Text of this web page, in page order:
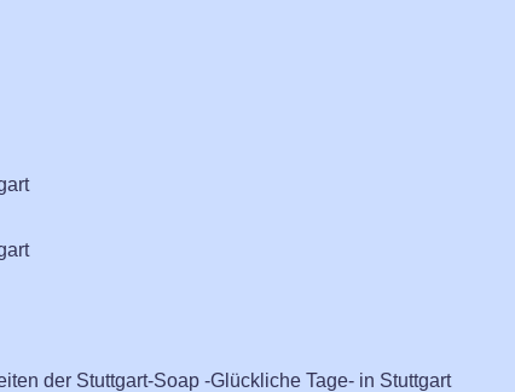
der Stuttgart-Soap -Glückliche Tage- in Stuttgart